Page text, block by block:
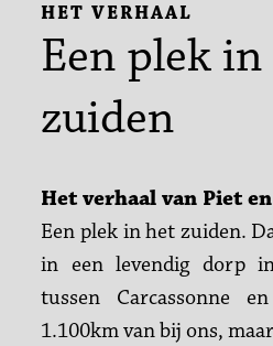
HET VERHAAL
Een plek
zuiden
Het verhaal van Piet
Een plek in het zuiden.
in een levendig dorp
tussen Carcassonne
1.100km van bij ons,